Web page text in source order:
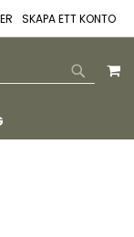
SKAPA ETT KONTO